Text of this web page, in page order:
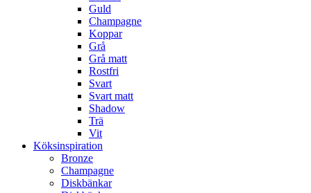
Guld
Champagne
Koppar
Grå
Grå matt
Rostfri
Svart
Svart matt
Shadow
Trä
Vit
Köksinspiration
Bronze
Champagne
Diskbänkar